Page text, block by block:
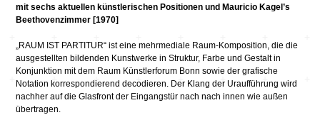
mit sechs aktuellen künstlerischen Positionen und Mauricio Kagel’s
Beethovenzimmer [1970]
„RAUM IST PARTITUR“ ist eine mehrmediale Raum-Komposition, die die
ausgestellten bildenden Kunstwerke in Struktur, Farbe und Gestalt in
Konjunktion mit dem Raum Künstlerforum Bonn sowie der grafische
Notation korrespondierend decodieren. Der Klang der Uraufführung wird
nachher auf die Glasfront der Eingangstürnach nach innen wie außen
übertragen.